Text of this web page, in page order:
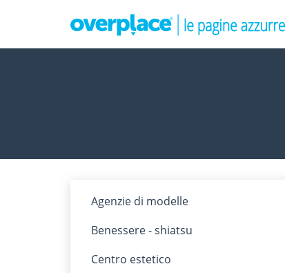
Agenzie di modelle
Benessere - shiatsu
Centro estetico